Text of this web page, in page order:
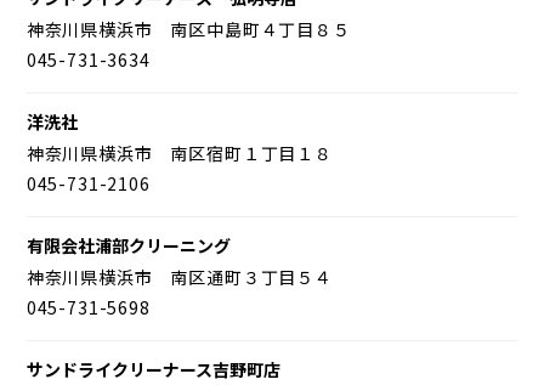
神奈川県横浜市 南区中島町４丁目８５
045-731-3634
洋洗社
神奈川県横浜市 南区宿町１丁目１８
045-731-2106
有限会社浦部クリーニング
神奈川県横浜市 南区通町３丁目５４
045-731-5698
サンドライクリーナース吉野町店